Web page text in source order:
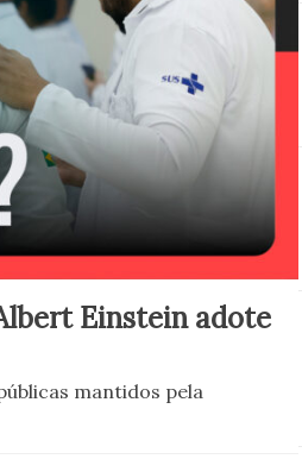
Einstein adote
mantidos pela